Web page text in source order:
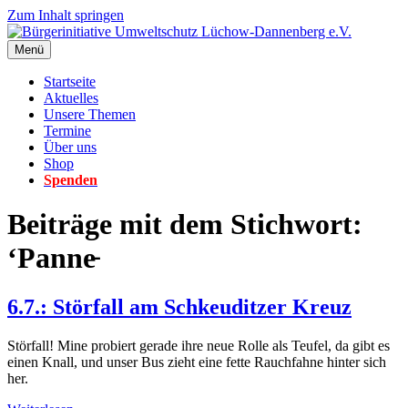
Zum Inhalt springen
Menü
Startseite
Aktuelles
Unsere Themen
Termine
Über uns
Shop
Spenden
Beiträge mit dem Stichwort:
‘Panne̵
6.7.: Störfall am Schkeuditzer Kreuz
Störfall! Mine probiert gerade ihre neue Rolle als Teufel, da gibt es
einen Knall, und unser Bus zieht eine fette Rauchfahne hinter sich
her.